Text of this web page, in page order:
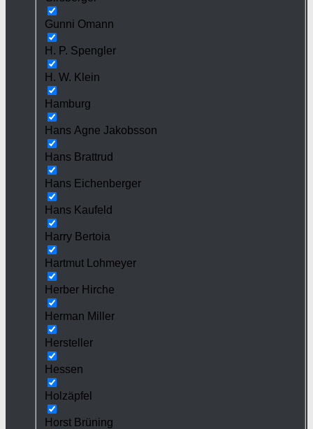
Gunni Omann
H. P. Spengler
H. W. Klein
Hamburg
Hans Agne Jakobsson
Hans Brattrud
Hans Eichenberger
Hans Kaufeld
Harry Bertoia
Hartmut Lohmeyer
Herber Hirche
Herman Miller
Hersteller
Hessen
Holzäpfel
Horst Brüning